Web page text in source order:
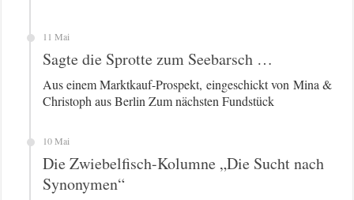
11 Mai
Sagte die Sprotte zum Seebarsch …
Aus einem Marktkauf-Prospekt, eingeschickt von Mina &
Christoph aus Berlin Zum nächsten Fundstück
10 Mai
Die Zwiebelfisch-Kolumne „Die Sucht nach
Synonymen“